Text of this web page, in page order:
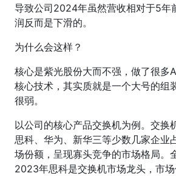
导致公司2024年虽然营收相对于5年
润反而是下滑的。
为什么会这样？
核心是紫光股份大而不强，做了很多
核心技术，其实质就是一个大号的组
很弱。
以公司的核心产品交换机为例。交换
思科、华为、新华三等少数几家企业
场份额，呈现寡头竞争的市场格局。
2023年思科是交换机市场龙头，市